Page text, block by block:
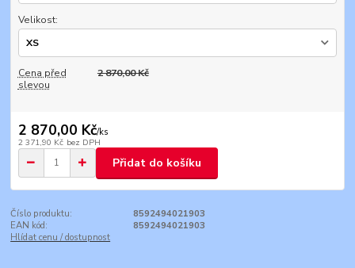
Velikost:
Cena před
slevou
2 870,00 Kč
2 870,00 Kč/ks
2 371,90 Kč bez DPH
Přidat do košíku
Číslo produktu:
8592494021903
EAN kód:
8592494021903
Hlídat cenu / dostupnost